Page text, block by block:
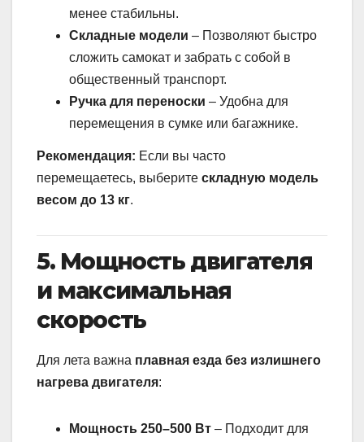
менее стабильны.
Складные модели – Позволяют быстро
сложить самокат и забрать с собой в
общественный транспорт.
Ручка для переноски – Удобна для
перемещения в сумке или багажнике.
Рекомендация: Если вы часто
перемещаетесь, выберите складную модель
весом до 13 кг.
5. Мощность двигателя
и максимальная
скорость
Для лета важна плавная езда без излишнего
нагрева двигателя:
Мощность 250–500 Вт – Подходит для